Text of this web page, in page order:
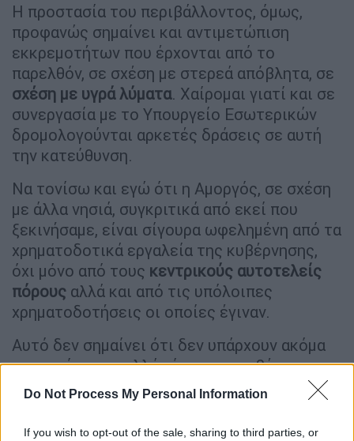
Do Not Process My Personal Information
If you wish to opt-out of the sale, sharing to third parties, or
Η προστασία του περιβάλλοντος, όμως,
προφανώς σημαίνει και αντιμετώπιση
εκκρεμοτήτων που έρχονται από το
παρελθόν, σε σχέση με στερεά απόβλητα, σε
σχέση με υγρά λύματα. Χαίρομαι γιατί και σε
συνεργασία με το Υπουργείο Εσωτερικών
δρομολογούνται αρκετές δράσεις σε αυτή
την κατεύθυνση.
Να τονίσω και εγώ ότι η Αμοργός, σε σχέση
με άλλα νησιά, συγκριτικά από εκεί που
ξεκινήσαμε, είναι σίγουρα ωφελημένη από τα
χρηματοδοτικά εργαλεία της κυβέρνησης,
όχι μόνο από τους κεντρικούς αυτοτελείς
πόρους αλλά και από τις υπόλοιπες
χρηματοδοτήσεις οι οποίες έγιναν.
Αυτό δεν σημαίνει ότι δεν υπάρχουν ακόμα
εκκρεμότητες, αλλά σίγουρα η κυβέρνηση
έχει δρομολογήσει μία σειρά από μικρά και
μεσαία έργα, τα οποία νομίζω ότι σταδιακά
αλλάζουν την ίδια την όψη του νησιού.